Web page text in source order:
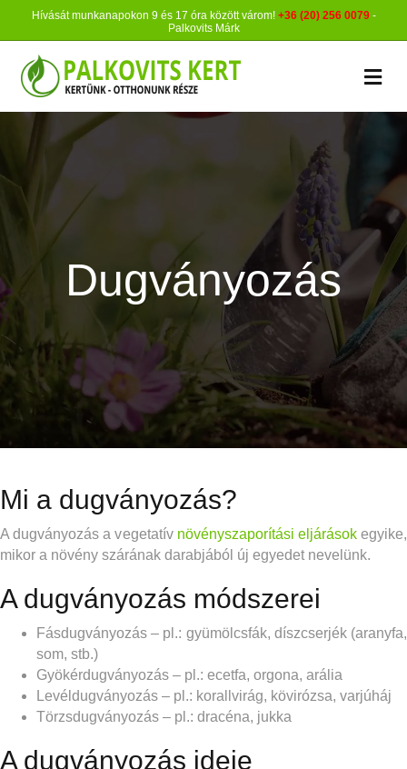
Hívását munkanapokon 9 és 17 óra között várom! +36 (20) 256 0079-
Palkovits Márk
Dugványozás
Mi a dugványozás?
A dugványozás a vegetatív növényszaporítási eljárásokegyike,
mikor a növény szárának darabjából új egyedet nevelünk.
A dugványozás módszerei
Fásdugványozás – pl.: gyümölcsfák, díszcserjék (aranyfa,
som, stb.)
Gyökérdugványozás – pl.: ecetfa, orgona, arália
Levéldugványozás – pl.: korallvirág, kövirózsa, varjúháj
Törzsdugványozás – pl.: dracéna, jukka
A dugványozás ideje